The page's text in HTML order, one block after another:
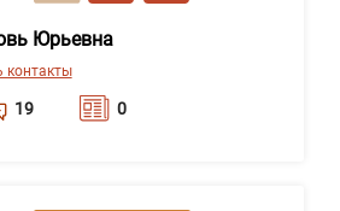
Юрьевна
контакты
19 0